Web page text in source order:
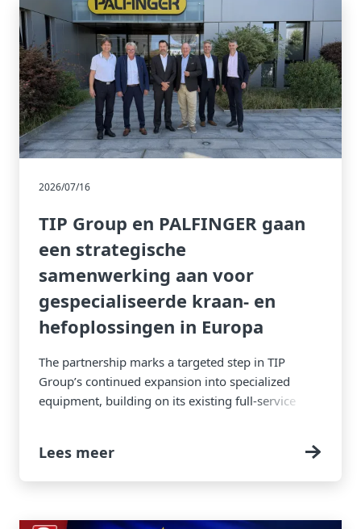
2026/07/16
TIP Group en PALFINGER gaan
een strategische
samenwerking aan voor
gespecialiseerde kraan- en
hefoplossingen in Europa
The partnership marks a targeted step in TIP
Group’s continued expansion into specialized
equipment, building on its existing full-service
Lees meer